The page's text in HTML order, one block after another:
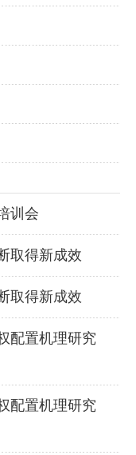
训会
取得新成效
取得新成效
配置机理研究
配置机理研究